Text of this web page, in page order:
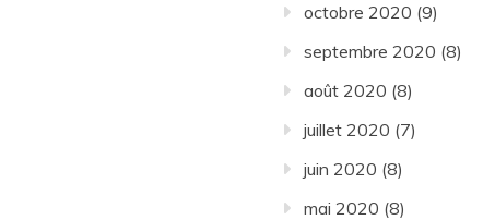
octobre 2020 (9)
septembre 2020 (8)
août 2020 (8)
juillet 2020 (7)
juin 2020 (8)
mai 2020 (8)